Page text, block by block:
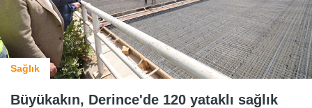
Sağlık
Büyükakın, Derince'de 120 yataklı sağlık